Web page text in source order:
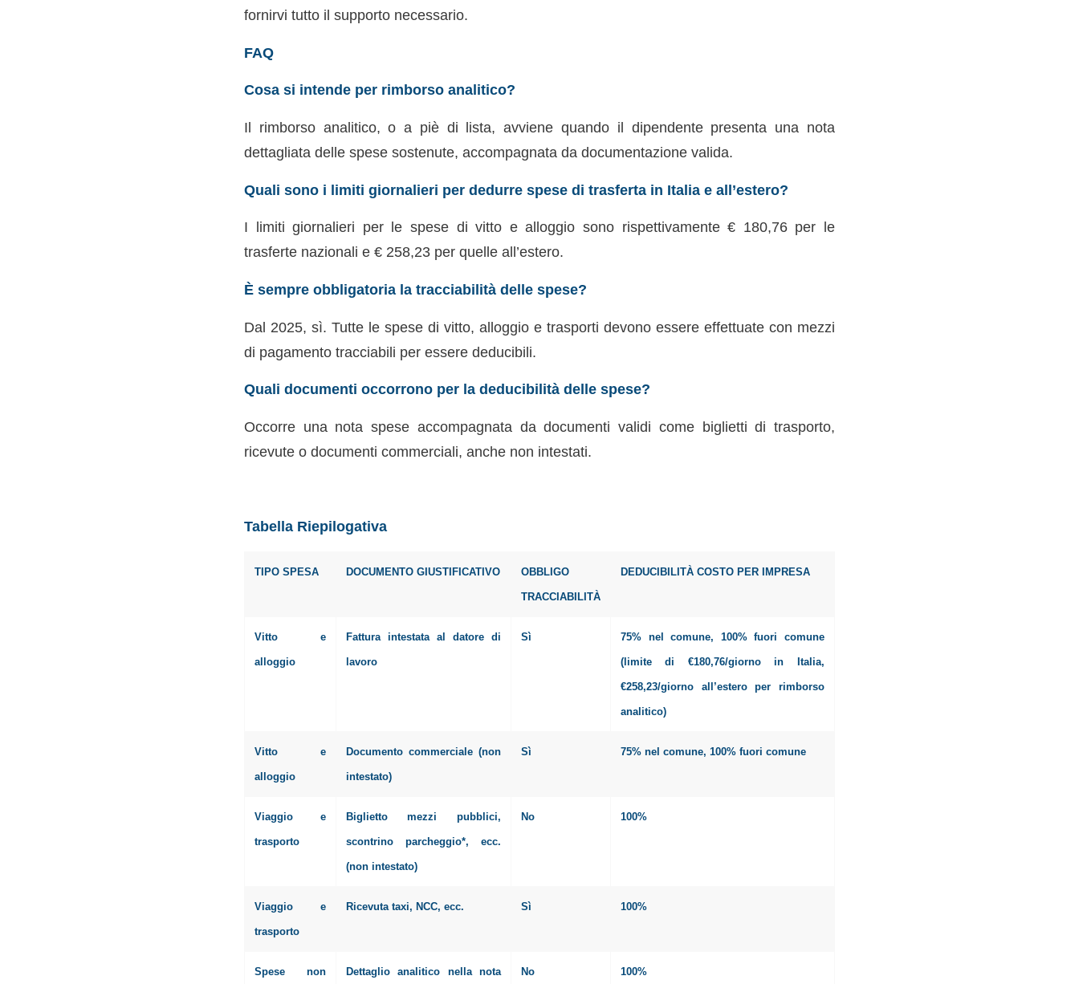
fornirvi tutto il supporto necessario.
FAQ
Cosa si intende per rimborso analitico?
Il rimborso analitico, o a piè di lista, avviene quando il dipendente presenta una nota
dettagliata delle spese sostenute, accompagnata da documentazione valida.
Quali sono i limiti giornalieri per dedurre spese di trasferta in Italia e all’estero?
I limiti giornalieri per le spese di vitto e alloggio sono rispettivamente € 180,76 per le
trasferte nazionali e € 258,23 per quelle all’estero.
È sempre obbligatoria la tracciabilità delle spese?
Dal 2025, sì. Tutte le spese di vitto, alloggio e trasporti devono essere effettuate con mezzi
di pagamento tracciabili per essere deducibili.
Quali documenti occorrono per la deducibilità delle spese?
Occorre una nota spese accompagnata da documenti validi come biglietti di trasporto,
ricevute o documenti commerciali, anche non intestati.
Tabella Riepilogativa
TIPO SPESA DOCUMENTO GIUSTIFICATIVO OBBLIGO
TRACCIABILITÀ
DEDUCIBILITÀ COSTO PER IMPRESA
Vitto e
alloggio
Fattura intestata al datore di
lavoro
Sì 75% nel comune, 100% fuori comune
(limite di €180,76/giorno in Italia,
€258,23/giorno all’estero per rimborso
analitico)
Vitto e
alloggio
Documento commerciale (non
intestato)
Sì 75% nel comune, 100% fuori comune
Viaggio e
trasporto
Biglietto mezzi pubblici,
scontrino parcheggio*, ecc.
(non intestato)
No 100%
Viaggio e
trasporto
Ricevuta taxi, NCC, ecc. Sì 100%
Spese non Dettaglio analitico nella nota No 100%